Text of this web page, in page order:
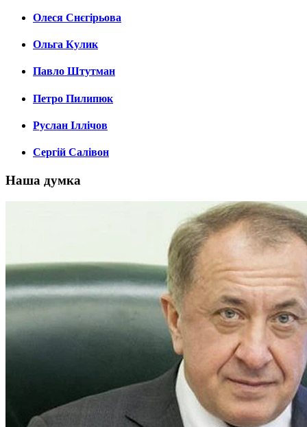
Олеся Снєгірьова
Ольга Кулик
Павло Штутман
Петро Пилипюк
Руслан Іллічов
Сергій Салівон
Наша думка